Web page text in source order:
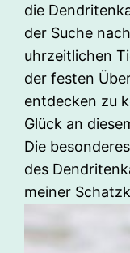
die
der Suche
uhrzeitlichen
der festen
entdecken zu
Glück an
Die
des
meiner